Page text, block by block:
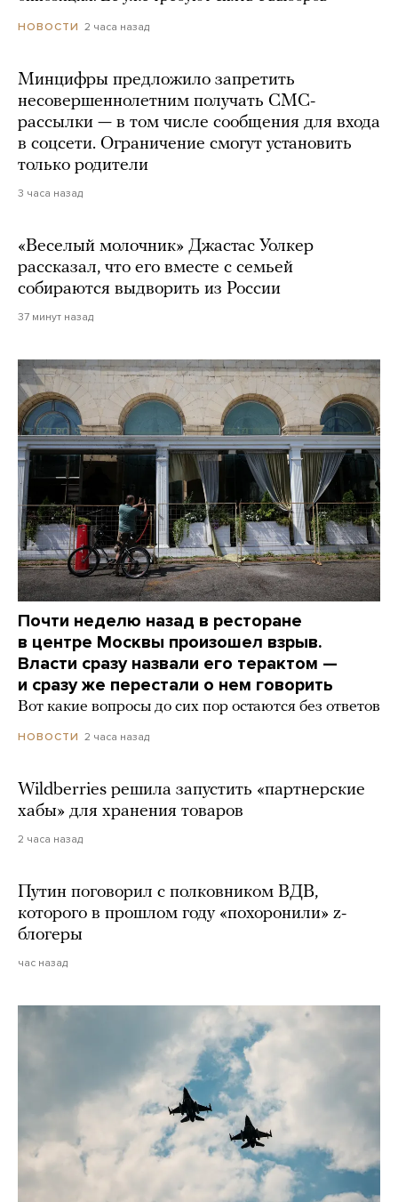
НОВОСТИ 2 часа назад
Минцифры предложило запретить
несовершеннолетним получать СМС-
рассылки — в том числе сообщения для входа
в соцсети. Ограничение смогут установить
только родители
3 часа назад
«Веселый молочник» Джастас Уолкер
рассказал, что его вместе с семьей
собираются выдворить из России
37 минут назад
Почти неделю назад в ресторане
в центре Москвы произошел взрыв.
Власти сразу назвали его терактом —
и сразу же перестали о нем говорить
Вот какие вопросы до сих пор остаются без ответов
НОВОСТИ 2 часа назад
Wildberries решила запустить «партнерские
хабы» для хранения товаров
2 часа назад
Путин поговорил с полковником ВДВ,
которого в прошлом году «похоронили» z-
блогеры
час назад